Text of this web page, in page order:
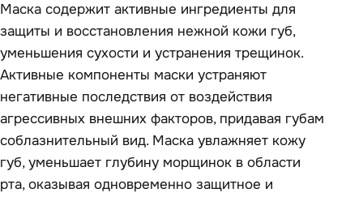
Маска содержит активные ингредиенты для
защиты и восстановления нежной кожи губ,
уменьшения сухости и устранения трещинок.
Активные компоненты маски устраняют
негативные последствия от воздействия
агрессивных внешних факторов, придавая губам
соблазнительный вид. Маска увлажняет кожу
губ, уменьшает глубину морщинок в области
рта, оказывая одновременно защитное и